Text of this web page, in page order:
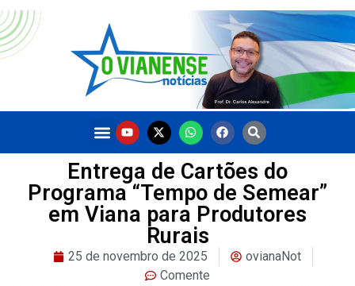
Entrega de Cartões do
Programa “Tempo de Semear”
em Viana para Produtores
Rurais
25 de novembro de 2025
ovianaNot
Comente